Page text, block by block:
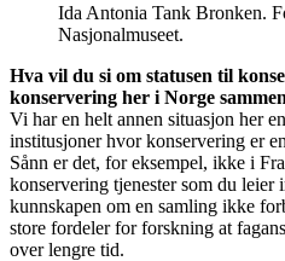
Ida Antonia Tank Bronken.
Nasjonalmuseet.
Hva vil du si om statusen til
konservering her i Norge
Vi har en helt annen situasjon her
institusjoner hvor konservering er
Sånn er det, for eksempel, ikke i
konservering tjenester som du leier
kunnskapen om en samling ikke
store fordeler for forskning at
over lengre tid.